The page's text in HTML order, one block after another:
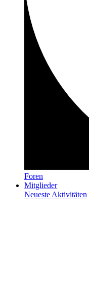
Foren
Mitglieder
Neueste Aktivitäten